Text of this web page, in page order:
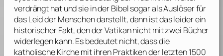
verdrängt hat und sie in der Bibel sogar als Auslöser für
das Leid der Menschen darstellt, dann ist das leider ein
historischer Fakt, den der Vatikan nicht mit zwei Bücher
widerlegen kann. Es bedeutet nicht, dass die
katholische Kirche mit ihren Praktiken der letzten 1500